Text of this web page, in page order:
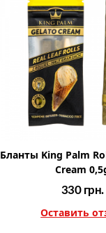
Бланты King Palm
Cream
330 грн.
Оставить